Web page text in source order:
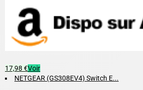
17,98 €Voir
NETGEAR (GS308EV4) Switch E...